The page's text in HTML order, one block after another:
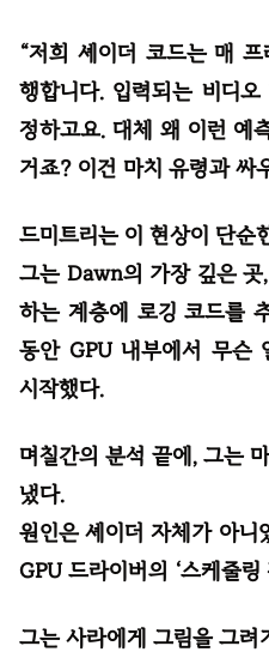
“저희 셰이더 코드는 매
행합니다. 입력되는 비디
정하고요. 대체 왜 이런 예
거죠? 이건 마치 유령과 싸
드미트리는 이 현상이 단순
그는 Dawn의 가장 깊은 곳
하는 계층에 로깅 코드를
동안 GPU 내부에서 무슨
시작했다.
며칠간의 분석 끝에, 그는
냈다.
원인은 셰이더 자체가 아니
GPU 드라이버의 ‘스케줄링
그는 사라에게 그림을 그려